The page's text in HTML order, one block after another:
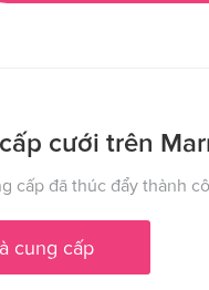
cưới trên
cấp đã thúc đẩy thành
cung cấp